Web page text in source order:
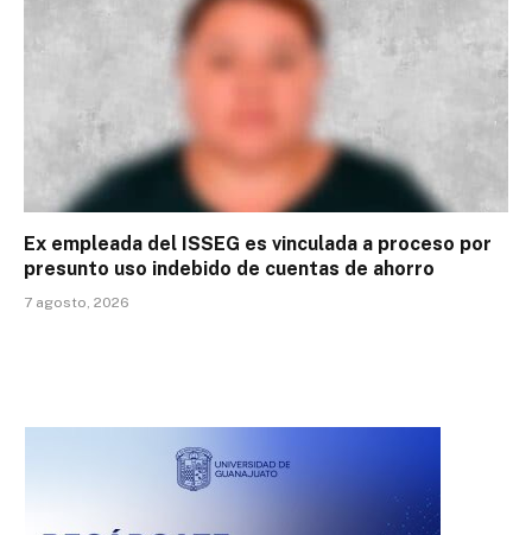
Ex empleada del ISSEG es vinculada a proceso por
presunto uso indebido de cuentas de ahorro
7 agosto, 2026